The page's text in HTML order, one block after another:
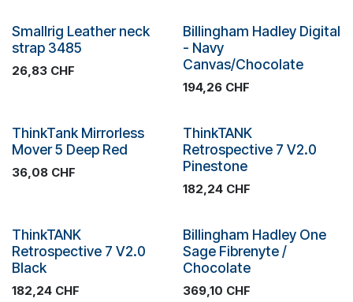
Plus de stock
Smallrig Leather neck
strap 3485
26,83 CHF Plus de stock
Billingham Hadley Digital
- Navy
Canvas/Chocolate
194,26CHF
Plus de stock
ThinkTank Mirrorless
Mover 5 Deep Red
36,08 CHF Plus de stock
ThinkTANK
Retrospective 7 V2.0
Pinestone
182,24CHF
Plus de stock
ThinkTANK
Retrospective 7 V2.0
Black
182,24 CHF
Plus de stock
Billingham Hadley One
Sage Fibrenyte /
Chocolate
369,10 CHF